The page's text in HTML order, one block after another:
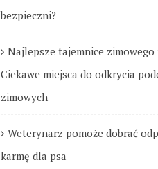
bezpieczni?
Najlepsze tajemnice zimowego
Ciekawe miejsca do odkrycia
zimowych
Weterynarz pomoże dobrać
karmę dla psa